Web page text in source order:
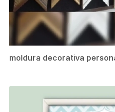
moldura decorativa